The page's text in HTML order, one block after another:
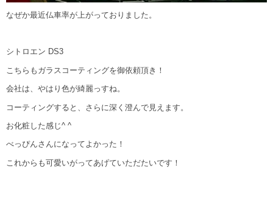
なぜか最近仏車率が上がっておりました。
シトロエン DS3
こちらもガラスコーティングを御依頼頂き！
会社は、やはり色が綺麗っすね。
コーティングすると、さらに深く澄んで見えます。
お化粧した感じ^ ^
べっぴんさんになってよかった！
これからも可愛いがってあげていただたいです！